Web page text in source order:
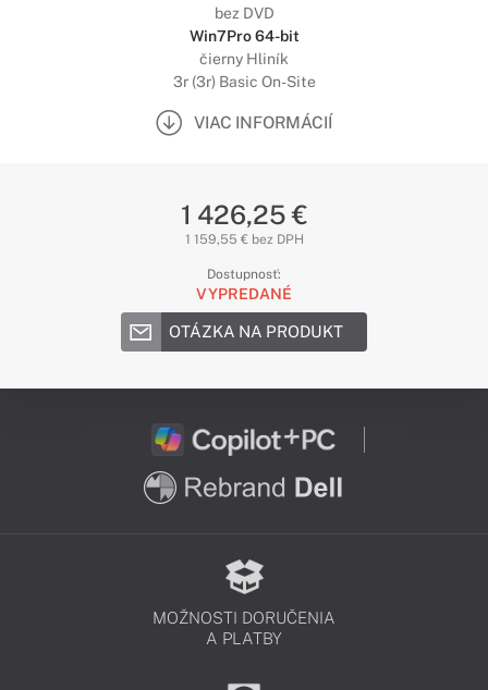
bez DVD
Win7Pro 64-bit
čierny Hliník
3r (3r) Basic On-Site
VIAC INFORMÁCIÍ
1 426,25 €
1 159,55 € bez DPH
Dostupnosť:
VYPREDANÉ
OTÁZKA NA PRODUKT
MOŽNOSTI DORUČENIA
A PLATBY